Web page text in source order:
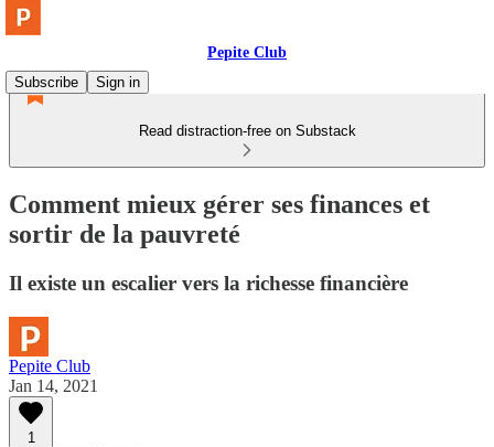
Pepite Club
Subscribe
Sign in
Read distraction-free on Substack
Comment mieux gérer ses finances et
sortir de la pauvreté
Il existe un escalier vers la richesse financière
Pepite Club
Jan 14, 2021
1